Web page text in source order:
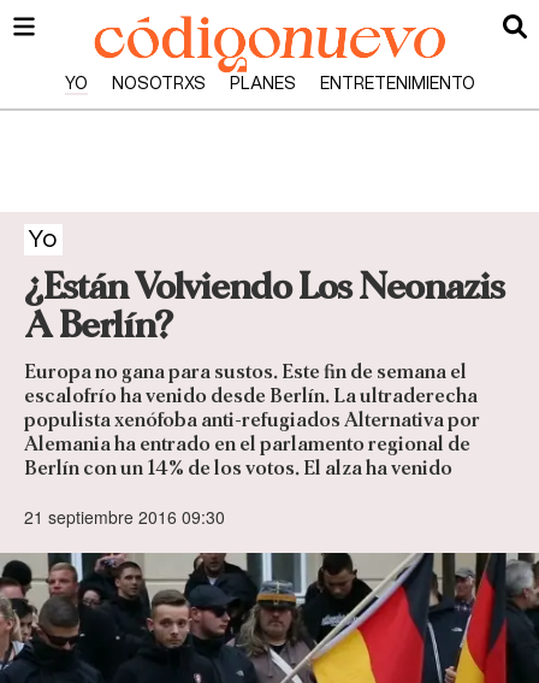
YO NOSOTRXS PLANES ENTRETENIMIENTO
Yo
¿Están Volviendo Los Neonazis
A Berlín?
Europa no gana para sustos. Este fin de semana el
escalofrío ha venido desde Berlín. La ultraderecha
populista xenófoba anti-refugiados Alternativa por
Alemania ha entrado en el parlamento regional de
Berlín con un 14% de los votos. El alza ha venido
21 septiembre 2016 09:30